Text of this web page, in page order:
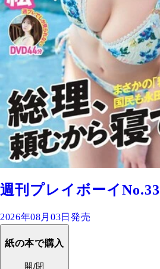
週刊プレイボーイNo.33
2026年08月03日発売
紙の本で購入
開/閉